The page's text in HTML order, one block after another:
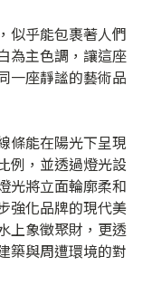
似乎能包裹著人們
為主色調，讓這座
一座靜謐的藝術品
條能在陽光下呈現
例，並透過燈光設
光將立面輪廓柔和
強化品牌的現代美
上象徵聚財，更透
築與周遭環境的對